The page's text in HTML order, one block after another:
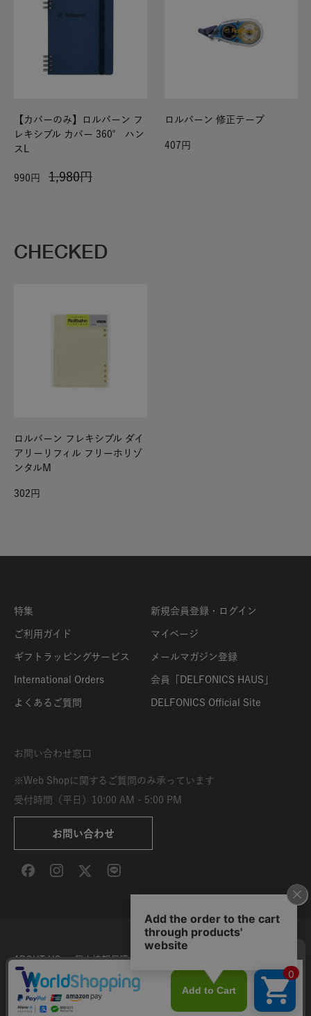
【カバーのみ】ロルバーン フ
レキシブル カバー 360° ハン
スL
1,980
990
ロルバーン 修正テープ
407
CHECKED
ロルバーン フレキシブル ダイ
アリーリフィル フリーホリゾ
ンタルM
302
特集
ご利用ガイド
ギフトラッピングサービス
International Orders
よくあるご質問
新規会員登録・ログイン
マイページ
メールマガジン登録
会員「DELFONICS HAUS」
DELFONICS Official Site
お問い合わせ窓口
※Web Shopに関するご質問のみ承っています
受付時間（平日）10:00 AM - 5:00 PM
お問い合わせ
ABOUT US 個人情報保護方針
利用規約 サイト利用条件